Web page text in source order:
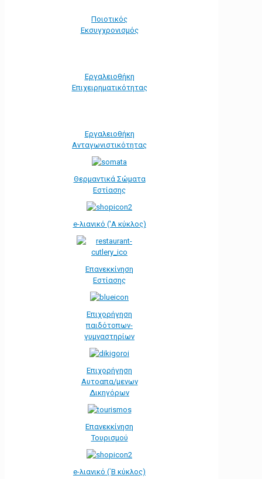
Ποιοτικός
Εκσυγχρονισμός
Εργαλειοθήκη
Eπιχειρηματικότητας
Εργαλειοθήκη
Ανταγωνιστικότητας
Θερμαντικά Σώματα
Εστίασης
e-λιανικό ('Α κύκλος)
Επανεκκίνηση
Εστίασης
Επιχορήγηση
παιδότοπων-
γυμναστηρίων
Επιχορήγηση
Αυτοαπα/μενων
Δικηγόρων
Επανεκκίνηση
Τουρισμού
e-λιανικό (΄Β κύκλος)